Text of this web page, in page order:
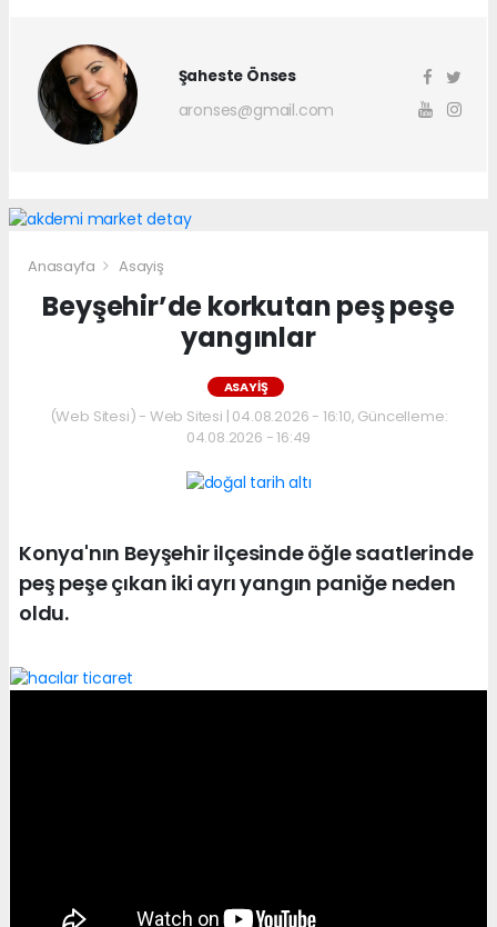
Şaheste Önses
aronses@gmail.com
Anasayfa Asayiş
Beyşehir’de korkutan peş peşe
yangınlar
ASAYIŞ
(Web Sitesi) - Web Sitesi | 04.08.2026 - 16:10, Güncelleme:
04.08.2026 - 16:49
Konya'nın Beyşehir ilçesinde öğle saatlerinde
peş peşe çıkan iki ayrı yangın paniğe neden
oldu.